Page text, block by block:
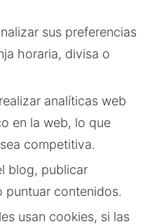
sus preferencias
horaria, divisa o
analíticas web
en la web, lo que
competitiva.
blog, publicar
puntuar contenidos.
usan cookies, si las